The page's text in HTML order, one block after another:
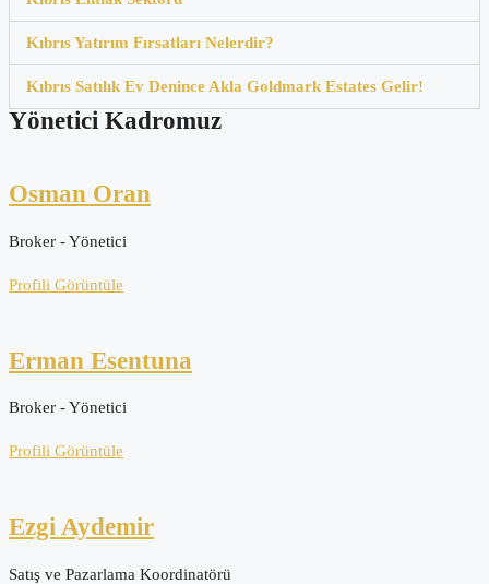
Kıbrıs Yatırım Fırsatları Nelerdir?
Kıbrıs Satılık Ev Denince Akla Goldmark Estates Gelir!
Yönetici Kadromuz
Osman Oran
Broker - Yönetici
Profili Görüntüle
Erman Esentuna
Broker - Yönetici
Profili Görüntüle
Ezgi Aydemir
Satış ve Pazarlama Koordinatörü